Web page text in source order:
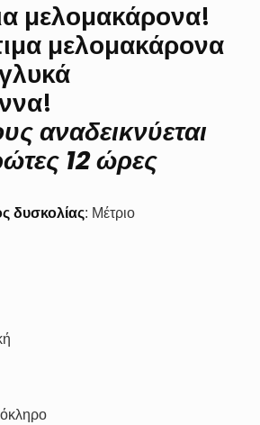
μελομακάρονα!
μελομακάρονα
αναδεικνύεται
12 ώρες
δυσκολίας: Μέτριο